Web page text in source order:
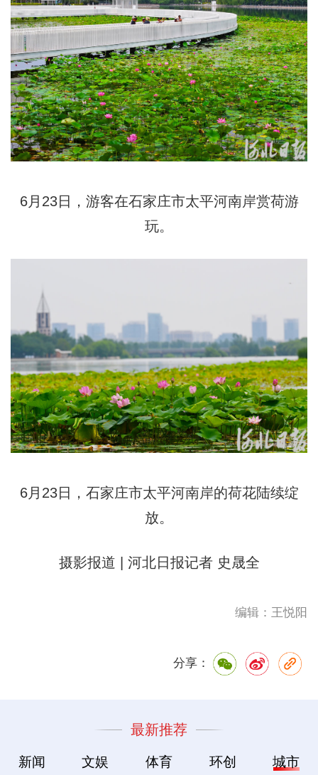
6月23日，游客在石家庄市太平河南岸赏荷游
玩。
6月23日，石家庄市太平河南岸的荷花陆续绽
放。
摄影报道 | 河北日报记者 史晟全
编辑：王悦阳
分享：
最新推荐
新闻 文娱 体育 环创 城市